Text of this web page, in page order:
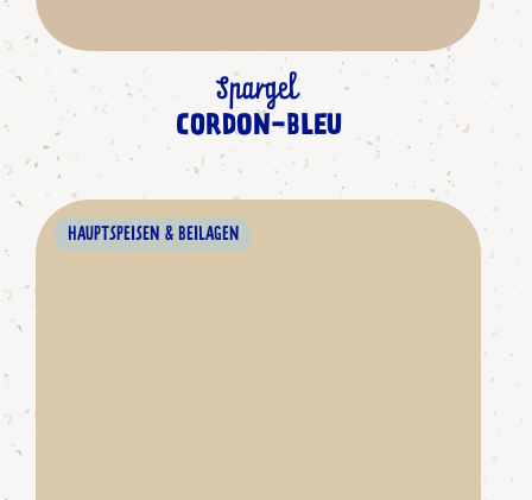
Spargel
CORDON-BLEU
HAUPTSPEISEN & BEILAGEN